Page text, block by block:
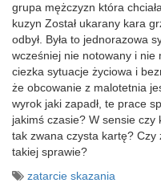
grupa mężczyzn która
kuzyn Został ukarany kara
odbył. Była to jednorazowa
wcześniej nie notowany i nie
ciezka sytuacje życiowa i
że obcowanie z malotetnia
wyrok jaki zapadł, te prace
jakimś czasie? W sensie czy
tak zwana czysta kartę?
takiej sprawie?
zatarcie skazania